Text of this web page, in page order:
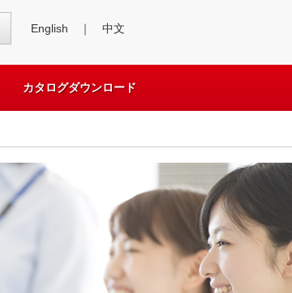
English ｜ 中文
カタログダウンロード